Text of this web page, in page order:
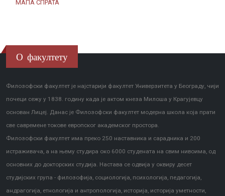
МАПА СПРАТА
О факултету
Филозофски факултет је најстарији факултет Универзитета у Београду, чији
почеци сежу у 1838. годину када је актом кнеза Милоша у Крагујевцу
основан Лицеј. Данас је Филозофски факултет модерна школа која прати
све савремене токове европског академског простора.
Филозофски факултет има преко 250 наставника и сарадника и 200
истраживача, а на њему студира око 6000 студената на свим нивоима, од
основних до докторских студија. Настава се одвија у оквиру десет
студијских група - филозофија, социологија, психологија, педагогија,
андрагогија, етнологија и антропологија, историја, историја уметности,